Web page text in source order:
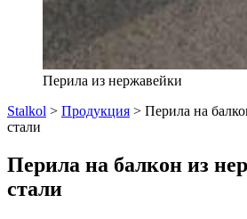
Перила из нержавейки
Stalkol > Продукция > Перила на
стали
Перила на балкон из
стали